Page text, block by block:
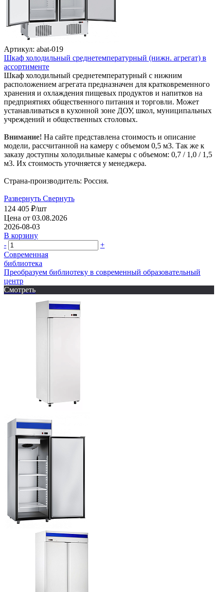
Артикул: abat-019
Шкаф холодильный среднетемпературный (нижн. агрегат) в
ассортименте
Шкаф холодильный среднетемпературный с нижним
расположением агрегата предназначен для кратковременного
хранения и охлаждения пищевых продуктов и напитков на
предприятиях общественного питания и торговли. Может
устанавливаться в кухонной зоне ДОУ, школ, муниципальных
учреждений и общественных столовых.
Внимание! На сайте представлена стоимость и описание
модели, рассчитанной на камеру с объемом 0,5 м3. Так же к
заказу доступны холодильные камеры с объемом: 0,7 / 1,0 / 1,5
м3. Их стоимость уточняется у менеджера.
Страна-производитель: Россия.
Развернуть Свернуть
124 405 ₽/шт
Цена от 03.08.2026
2026-08-03
В корзину
-
+
Современная
библиотека
Преобразуем библиотеку в современный образовательный
центр
Смотреть